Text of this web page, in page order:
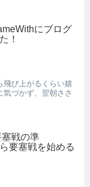
にブログ
！
飛び上がるくらい嬉
づかず、翌朝ささ
塞戦の準
要塞戦を始める